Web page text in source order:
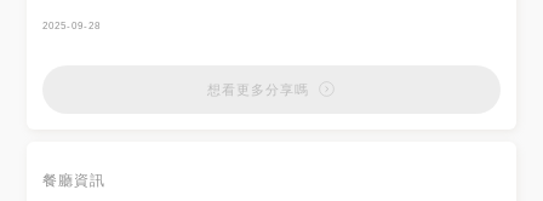
☺️☺️ 黑醋栗薄荷氣泡飲 飲料偏
用限120分鐘 #五結美食
2025-09-28
想看更多分享嗎
餐廳資訊